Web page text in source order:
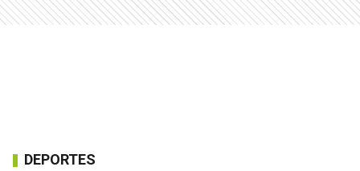
DEPORTES